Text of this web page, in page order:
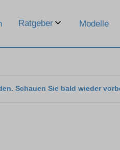
Ratgeber Modelle
Schauen Sie bald wieder